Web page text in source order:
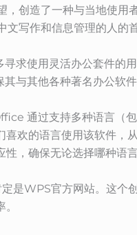
创造了一种与当地使用
写作和信息管理的人的首
求使用灵活办公套件的
与其他各种著名办公软
通过支持多种语言（
欢的语言使用该软件
，确保无论选择哪种语
是WPS官方网站。这